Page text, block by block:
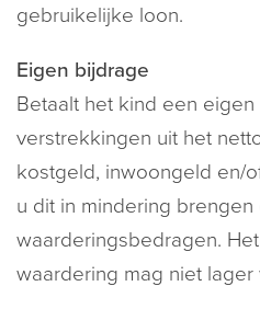
gebruikelijke loon.
Eigen bijdrage
Betaalt het kind een
verstrekkingen uit het
kostgeld, inwoongeld en/
u dit in mindering brengen
waarderingsbedragen.
waardering mag niet